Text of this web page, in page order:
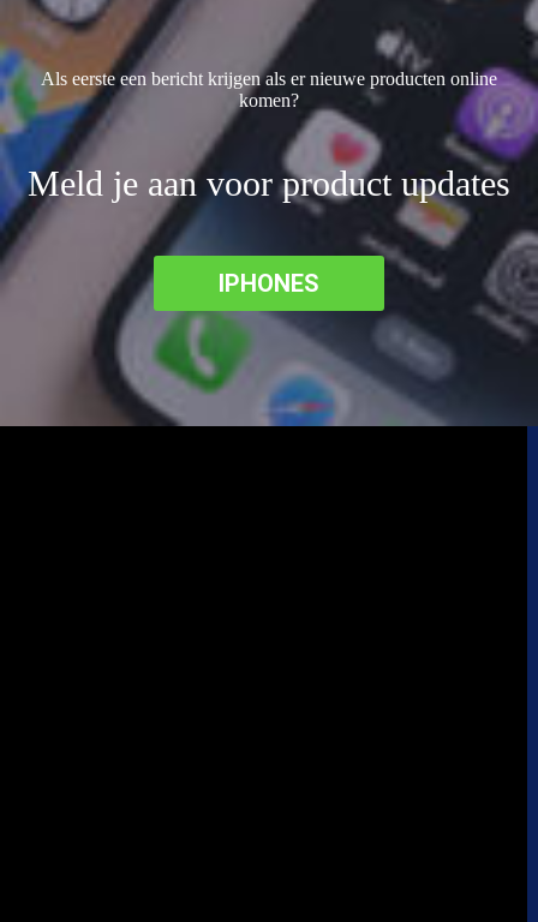
Als eerste een bericht krijgen als er nieuwe producten online
komen?
Meld je aan voor product updates
IPHONES